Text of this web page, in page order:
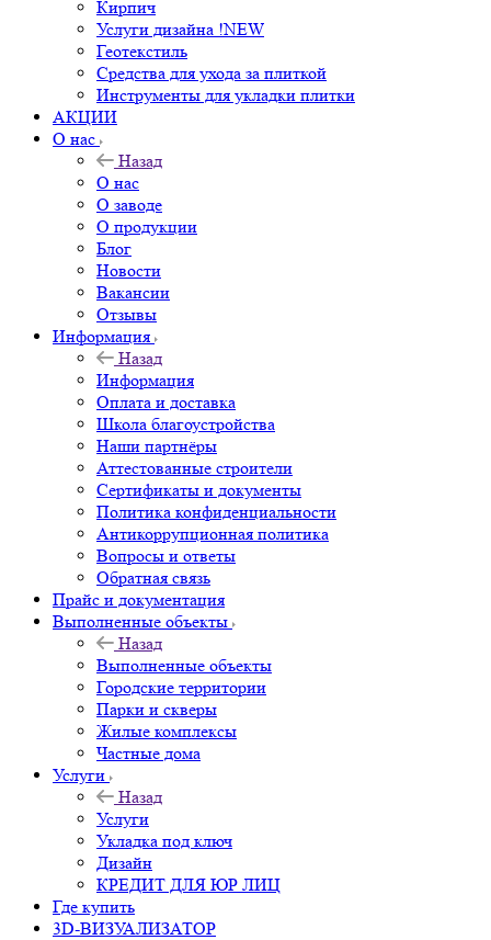
Кирпич
Услуги дизайна !NEW
Геотекстиль
Средства для ухода за плиткой
Инструменты для укладки плитки
АКЦИИ
О нас
Назад
О нас
О заводе
О продукции
Блог
Новости
Вакансии
Отзывы
Информация
Назад
Информация
Оплата и доставка
Школа благоустройства
Наши партнёры
Аттестованные строители
Сертификаты и документы
Политика конфиденциальности
Антикоррупционная политика
Вопросы и ответы
Обратная связь
Прайс и документация
Выполненные объекты
Назад
Выполненные объекты
Городские территории
Парки и скверы
Жилые комплексы
Частные дома
Услуги
Назад
Услуги
Укладка под ключ
Дизайн
КРЕДИТ ДЛЯ ЮР ЛИЦ
Где купить
3D-ВИЗУАЛИЗАТОР